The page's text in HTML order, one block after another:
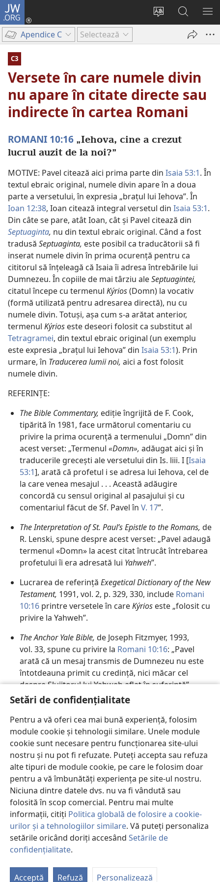
Setări de confidențialitate
Pentru a vă oferi cea mai bună experiență, folosim
module cookie și tehnologii similare. Unele module
cookie sunt necesare pentru funcționarea site-ului
nostru și nu pot fi refuzate. Puteți accepta sau refuza
alte tipuri de module cookie, pe care le folosim doar
pentru a vă îmbunătăți experiența pe site-ul nostru.
Niciuna dintre datele dvs. nu va fi vândută sau
folosită în scop comercial. Pentru mai multe
informații, citiți Politica globală de folosire a cookie-
urilor și a tehnologiilor similare. Vă puteți personaliza
setările oricând doriți accesând Setările de
confidențialitate.
Acceptă Refuză Personalizează
JW.ORG
Schimbaţi
site-
Conectează-
nouă)
Căutați
pe
JW.ORG
Apendice C Selectează
C3
Versete în care numele divin
nu apare în citate directe sau
indirecte în cartea Romani
ROMANI 10:16 „Iehova, cine a crezut
lucrul auzit de la noi?”
MOTIVE: Pavel citează aici prima parte din Isaia 53:1. În
textul ebraic original, numele divin apare în a doua
parte a versetului, în expresia „brațul lui Iehova”. În
Ioan 12:38, Ioan citează integral versetul din Isaia 53:1.
Din câte se pare, atât Ioan, cât și Pavel citează din
Septuaginta, nu din textul ebraic original. Când a fost
tradusă Septuaginta, este posibil ca traducătorii să fi
inserat numele divin în prima ocurență pentru ca
cititorul să înțeleagă că Isaia îi adresa întrebările lui
Dumnezeu. În copiile de mai târziu aleSeptuagintei,
citatul începe cu termenul Kýrios(Domn) la vocativ
(formă utilizată pentru adresarea directă), nu cu
numele divin. Totuși, așa cum s-a arătat anterior,
termenul Kýrios este deseori folosit ca substitut al
Tetragramei, din textul ebraic original (un exemplu
este expresia „brațul lui Iehova” din Isaia 53:1). Prin
urmare, în Traducerea lumii noi, aici a fost folosit
numele divin.
REFERINȚE:
The Bible Commentary, ediție îngrijită de F. Cook,
tipărită în 1981, face următorul comentariu cu
privire la prima ocurență a termenului „Domn” din
acest verset: „Termenul «Domn», adăugat aici și în
traducerile grecești ale versetului din Is. liii. I [Isaia
53:1], arată că profetul i se adresa lui Iehova, cel de
la care venea mesajul . . . Această adăugire
concordă cu sensul original al pasajului și cu
comentariul făcut de Sf. Pavel în V. 17”.
The Interpretation of St. Paul’s Epistle to the Romans, de
R. Lenski, spune despre acest verset: „Pavel adaugă
termenul «Domn» la acest citat întrucât întrebarea
profetului îi era adresată lui Yahweh”.
Lucrarea de referință Exegetical Dictionary of the New
Testament, 1991, vol. 2, p. 329, 330, include Romani
10:16 printre versetele în careKýrios este „folosit cu
privire la Yahweh”.
The Anchor Yale Bible, de Joseph Fitzmyer, 1993,
vol. 33, spune cu privire la Romani 10:16: „Pavel
arată că un mesaj transmis de Dumnezeu nu este
întotdeauna primit cu credință, nici măcar cel
despre Slujitorul lui Yahweh aflat în suferință”.
NLT Study Bible,ediția a II-a, 2008, redă termenul
„DOMNUL ” cu majusculă și capităluțe în acest verset.
În „Introducere la New Living Translation”,
comitetul de traducere al acestei Biblii face
următorul comentariu: „În general, am redat cu
consecvență Tetragrama (YHWH)prin «DOMNUL»,
utilizând o formă . . . care este comună în
traducerile din limba engleză”. Cu referire la Noul
Testament, comitetul afirmă: „Termenul grecesc
kurios [kyrios] este tradus cu consecvență prin
«Domn»; ca excepție, este tradus prin «DOMN» ori
de câte ori Noul Testament citează în mod explicit
din Vechiul Testament și termenul apare scris acolo
cu capităluțe”.
REFERINȚE SUPLIMENTARE: J7, 8, 10, 14-18, 23, 30-32, 34, 35,